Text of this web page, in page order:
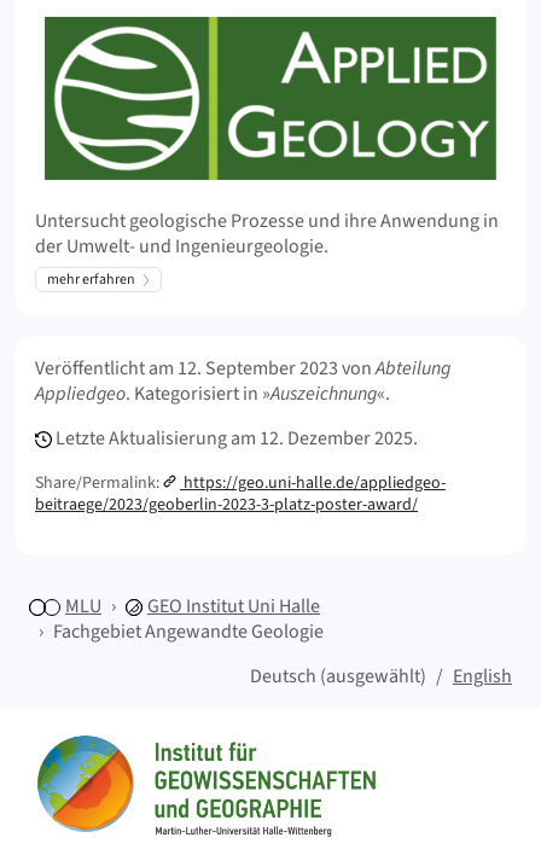
Untersucht geologische Prozesse und ihre Anwendung in
der Umwelt- und Ingenieurgeologie.
mehr erfahren
Veröffentlicht am 12. September 2023vonAbteilung
Appliedgeo. Kategorisiert in »Auszeichnung«.
Letzte Aktualisierung am 12. Dezember 2025.
Share/Permalink:
https://geo.uni-halle.de/appliedgeo-
beitraege/2023/geoberlin-2023-3-platz-poster-award/
MLU GEO Institut Uni Halle
Fachgebiet Angewandte Geologie
Deutsch (ausgewählt)
English
Startseite